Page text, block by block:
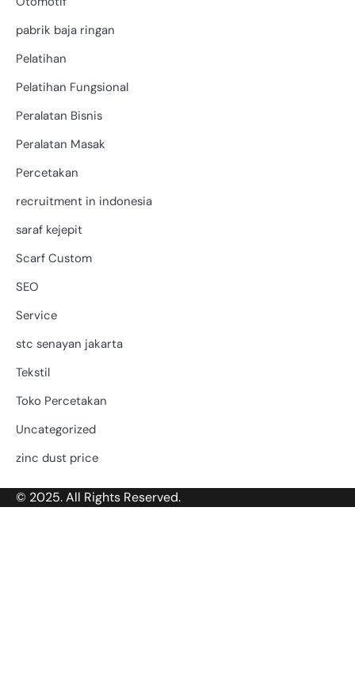
pabrik baja ringan
Pelatihan
Pelatihan Fungsional
Peralatan Bisnis
Peralatan Masak
Percetakan
recruitment in indonesia
saraf kejepit
Scarf Custom
SEO
Service
stc senayan jakarta
Tekstil
Toko Percetakan
Uncategorized
zinc dust price
© 2025. All Rights Reserved.